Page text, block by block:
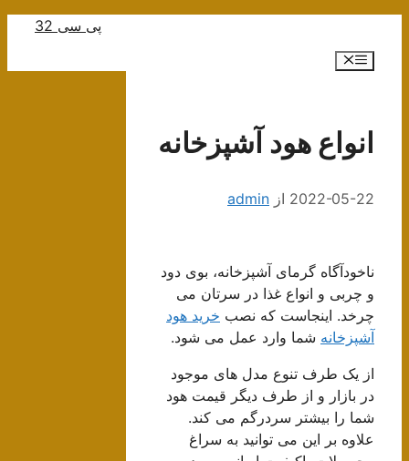
پی سی 32
فهرست
انواع هود آشپزخانه
2022-05-22 از admin
ناخودآگاه گرمای آشپزخانه، بوی دود
و چربی و انواع غذا در سرتان می
چرخد. اینجاست که نصبخرید هود
آشپزخانهشما وارد عمل می شود.
از یک طرف تنوع مدل های موجود
در بازار و از طرف دیگر قیمت هود
شما را بیشتر سردرگم می کند.
علاوه بر این می توانید به سراغ